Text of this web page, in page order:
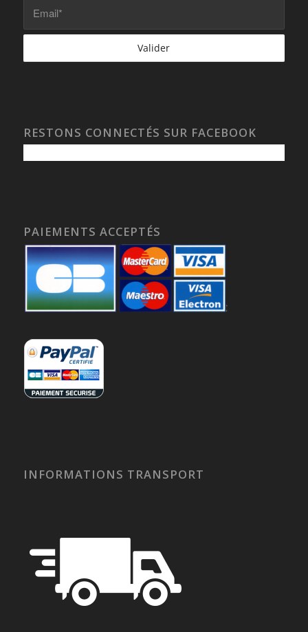
RESTONS CONNECTÉS SUR FACEBOOK
PAIEMENTS ACCEPTÉS
INFORMATIONS TRANSPORT